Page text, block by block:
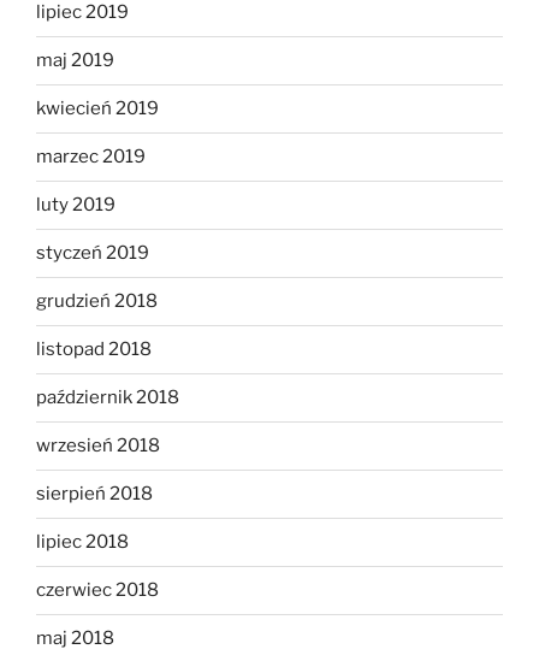
lipiec 2019
maj 2019
kwiecień 2019
marzec 2019
luty 2019
styczeń 2019
grudzień 2018
listopad 2018
październik 2018
wrzesień 2018
sierpień 2018
lipiec 2018
czerwiec 2018
maj 2018